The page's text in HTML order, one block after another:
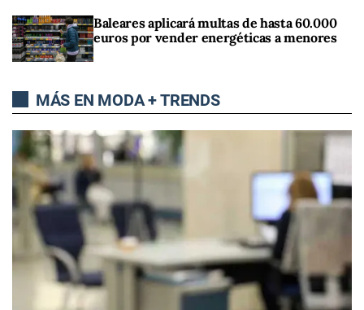
Baleares aplicará multas de hasta 60.000
euros por vender energéticas a menores
MÁS EN MODA + TRENDS